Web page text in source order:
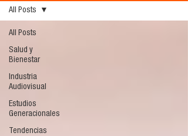
All Posts
Salud y
Bienestar
Industria
Audiovisual
Estudios
Generacionales
Tendencias
All Posts